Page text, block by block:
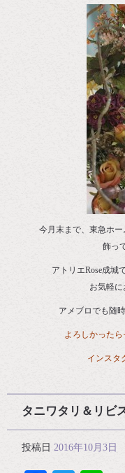
今月末まで、東急ホ
飾っ
アトリエRose成城
お気軽に
アメブロでも随
よろしかった
インスタ
タニワタリ＆リビ
投稿日 2016年10月3日